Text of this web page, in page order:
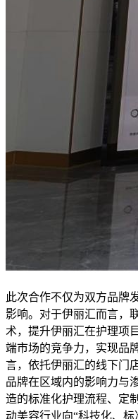
此次合作不仅为双方品牌
影响。对于伊丽汇而言，
术，提升伊丽汇在护理项
端市场的竞争力，实现品
言，依托伊丽汇的线下门
品牌在区域内的影响力与
造的标准化护理流程、定
动美容行业向“科技化、